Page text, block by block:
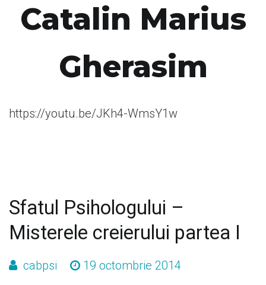
Catalin Marius
Gherasim
https://youtu.be/JKh4-WmsY1w
Sfatul Psihologului –
Misterele creierului partea I
cabpsi 19 octombrie 2014